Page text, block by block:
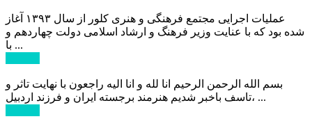
عملیات اجرایی مجتمع فرهنگی و هنری کلور از سال ۱۳۹۳ آغاز
شده بود که با عنایت وزیر فرهنگ و ارشاد اسلامی دولت چهاردهم و
با ...
بسم الله الرحمن الرحیم انا لله و انا الیه راجعون با نهایت تاثر و
تاسف باخبر شدیم هنرمند برجسته ایران و فرزند اردبیل، ...